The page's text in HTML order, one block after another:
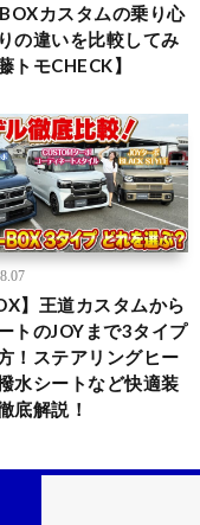
カスタムの乗り心
の違いを比較してみ
トモCHECK】
】王道カスタムから
トのJOYまで3タイプ
！ステアリングヒー
水シートなど快適装
底解説！